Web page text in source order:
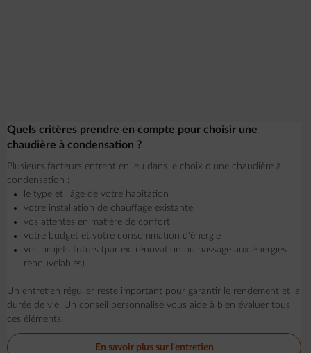
Quels critères prendre en compte pour choisir une
chaudière à condensation ?
Plusieurs facteurs entrent en jeu dans le choix d'une chaudière à
condensation :
le type et l'âge de votre habitation
votre installation de chauffage existante
vos attentes en matière de confort
votre budget et votre consommation d'énergie
vos projets futurs (par ex. rénovation ou passage aux énergies
renouvelables)
Un entretien régulier reste important pour garantir le rendement et la
durée de vie. Un conseil personnalisé vous aide à bien évaluer tous
ces éléments.
En savoir plus sur l'entretien